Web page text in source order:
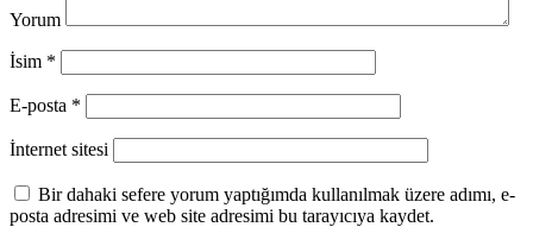
Yorum
İsim *
E-posta *
İnternet sitesi
Bir dahaki sefere yorum yaptığımda kullanılmak üzere adımı, e-
posta adresimi ve web site adresimi bu tarayıcıya kaydet.